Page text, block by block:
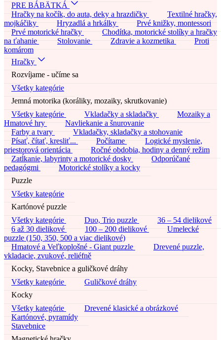
PRE BÁBÄTKÁ
Hračky na kočík, do auta, deky a hrazdičky
Textilné hračky,
mojkáčiky
Hryzadlá a hrkálky
Prvé knižky, montessori
Prvé motorické hračky
Chodítka, motorické stolíky a hračky
na ťahanie
Stolovanie Zdravie a kozmetika
Proti
komárom
Hračky
Rozvíjame - učíme sa
Všetky kategórie
Jemná motorika (koráliky, mozaiky, skrutkovanie)
Všetky kategórie
Vkladačky a skladačky
Mozaiky a
Hmatové hry
Navliekanie a šnurovanie
Farby a tvary
Vkladačky, skladačky a stohovanie
Písať, čítať, kresliť...
Počítame
Logické myslenie,
priestorová orientácia
Ročné obdobia, hodiny a denný režim
Zatĺkanie, labyrinty a motorické dosky
Odporúčané
pedagógmi
Motorické stolíky a kocky
Puzzle
Všetky kategórie
Kartónové puzzle
Všetky kategórie
Duo, Trio puzzle
36 – 54 dielikové
6 až 30 dielikové
100 – 200 dielikové
Umelecké
puzzle (150, 350, 500 a viac dielikové)
Hmatové a Veľkoplošné - Giant puzzle
Drevené puzzle,
vkladacie, zvukové, reliéfně
Kocky, Stavebnice a guličkové dráhy
Všetky kategórie
Guličkové dráhy
Kocky
Všetky kategórie
Drevené klasické a obrázkové
Kartónové, pyramídy
Stavebnice